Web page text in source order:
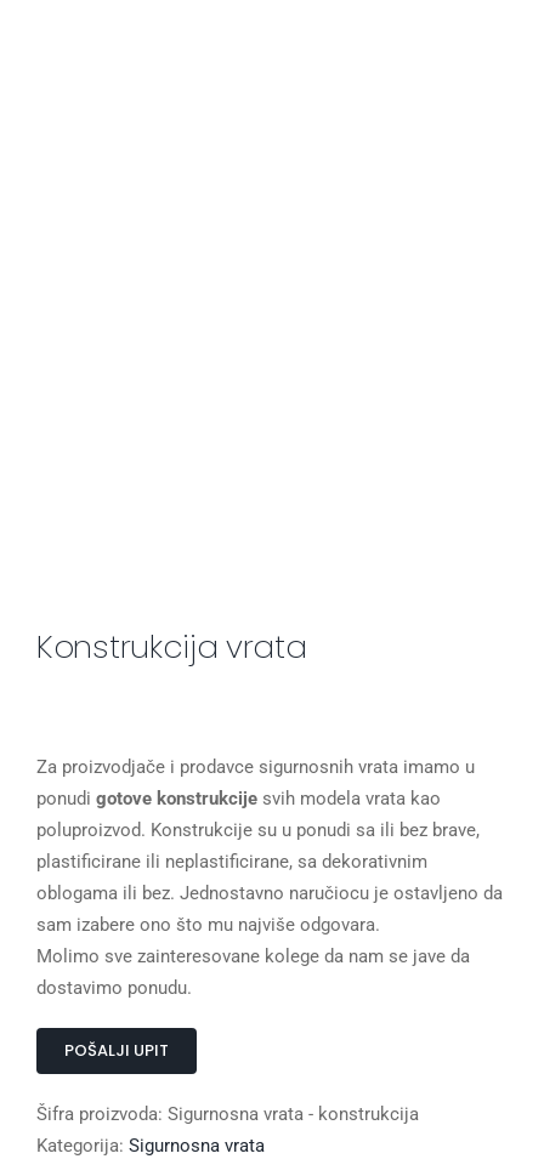
Konstrukcija vrata
Za proizvodjače i prodavce sigurnosnih vrata imamo u
ponudi gotove konstrukcije svih modela vrata kao
poluproizvod. Konstrukcije su u ponudi sa ili bez brave,
plastificirane ili neplastificirane, sa dekorativnim
oblogama ili bez. Jednostavno naručiocu je ostavljeno da
sam izabere ono što mu najviše odgovara.
Molimo sve zainteresovane kolege da nam se jave da
dostavimo ponudu.
POŠALJI UPIT
Šifra proizvoda: Sigurnosna vrata - konstrukcija
Kategorija: Sigurnosna vrata